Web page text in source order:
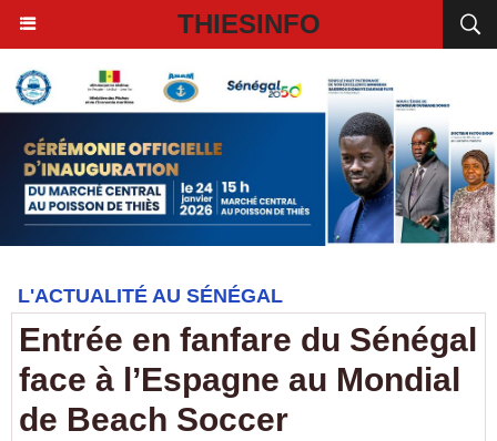
THIESINFO
L'ACTUALITÉ AU SÉNÉGAL
Entrée en fanfare du Sénégal
face à l’Espagne au Mondial
de Beach Soccer